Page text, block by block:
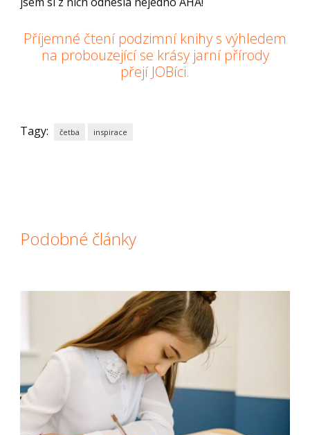
Příjemné čtení podzimní knihy s výhledem
na probouzející se krásy jarní přírody
přejí JOBíci.
Tagy: četba inspirace
Podobné články